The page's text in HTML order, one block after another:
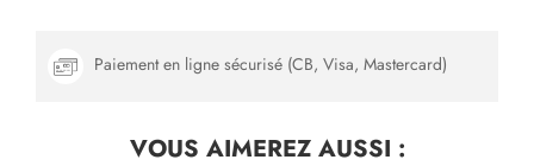
Paiement en ligne sécurisé (CB, Visa, Mastercard)
VOUS AIMEREZAUSSI :